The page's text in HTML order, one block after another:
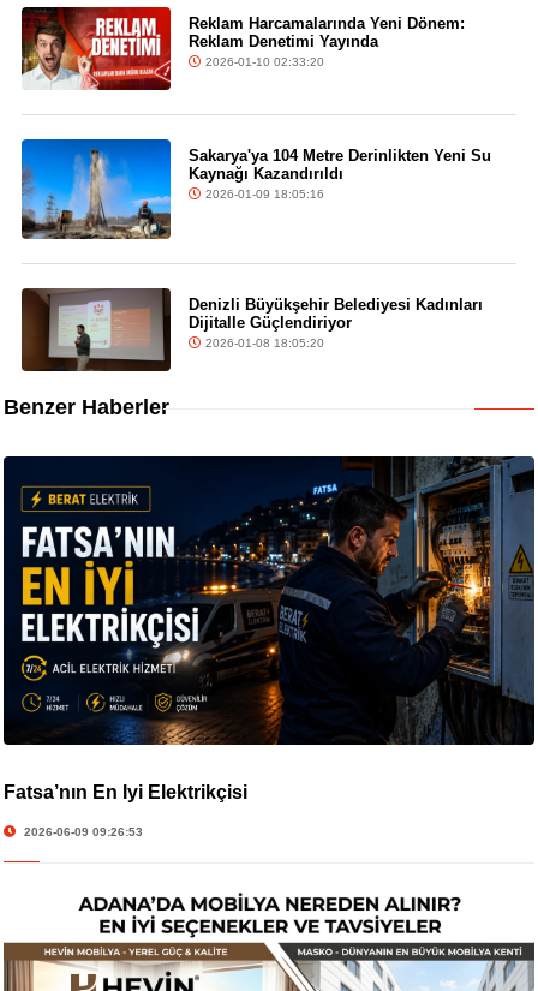
Reklam Harcamalarında Yeni Dönem:
Reklam Denetimi Yayında
2026-01-10 02:33:20
Sakarya'ya 104 Metre Derinlikten Yeni Su
Kaynağı Kazandırıldı
2026-01-09 18:05:16
Denizli Büyükşehir Belediyesi Kadınları
Dijitalle Güçlendiriyor
2026-01-08 18:05:20
Benzer Haberler
Fatsa’nın En İyi Elektrikçisi
2026-06-09 09:26:53